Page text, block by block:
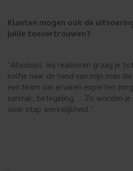
Klanten mogen ook de
jullie toevertrouwen?
“Absoluut, wij realiseren graag je
kolfje naar de hand van mijn man
een team van ervaren experten
sanitair, betegeling, … Zo worden
voor stap werkelijkheid.”